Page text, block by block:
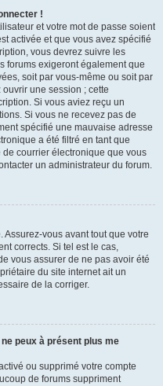
!
et votre mot de passe soient
activée et que vous avez spécifié
vous devrez suivre les
forums exigeront également que
soit par vous-même ou soit par
une session ; cette
Si vous aviez reçu un
Si vous ne recevez pas de
spécifié une mauvaise adresse
a été filtré en tant que
de courrier électronique que vous
un administrateur du forum.
vous avant tout que votre
corrects. Si tel est le cas,
vous assurer de ne pas avoir été
du site internet ait un
de la corriger.
peux à présent plus me
ou supprimé votre compte
de forums suppriment